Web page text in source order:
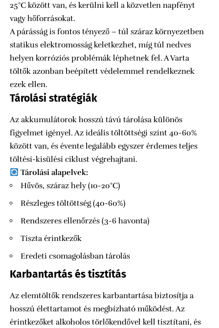
25°C között van, és kerülni kell a közvetlen napfényt
vagy hőforrásokat.
A párásság is fontos tényező – túl száraz környezetben
statikus elektromosság keletkezhet, míg túl nedves
helyen korróziós problémák léphetnek fel. A Varta
töltők azonban beépített védelemmel rendelkeznek
ezek ellen.
Tárolási stratégiák
Az akkumulátorok hosszú távú tárolása különös
figyelmet igényel. Az ideális töltöttségi szint 40-60%
között van, és évente legalább egyszer érdemes teljes
töltési-kisülési ciklust végrehajtani.
Tárolási alapelvek:
Hűvös, száraz hely (10-20°C)
Részleges töltöttség (40-60%)
Rendszeres ellenőrzés (3-6 havonta)
Tiszta érintkezők
Eredeti csomagolásban tárolás
Karbantartás és tisztítás
Az elemtöltők rendszeres karbantartása biztosítja a
hosszú élettartamot és megbízható működést. Az
érintkezőket alkoholos törlőkendővel kell tisztítani, és